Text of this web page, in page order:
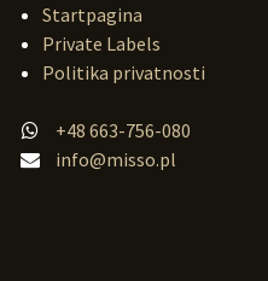
Startpagina
Private Labels
Politika privatnosti
+48 663-756-080
info@misso.pl